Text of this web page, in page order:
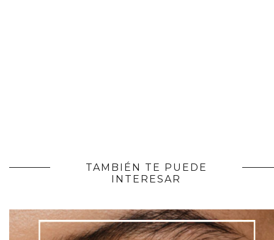
TAMBIÉN TE PUEDE
INTERESAR